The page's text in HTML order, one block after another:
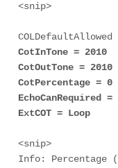
<snip>
CotInTone = 2010
CotOutTone = 2010
CotPercentage = 0
EchoCanRequired =
ExtCOT = Loop
<snip>
Info: Percentage